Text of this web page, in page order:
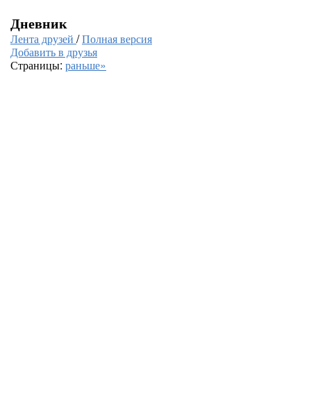
Дневник
Лента друзей /Полная версия
Добавить в друзья
Страницы: раньше»